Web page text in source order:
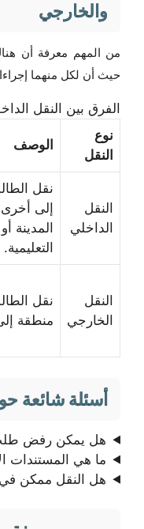
والخارجي
من المهم معرفة أن
حيث أن لكل منهما
الفرق بين النقل
نوع
النقل
الوصف
النقل
الداخلي
نقل
إلى
المدينة
التعليمية.
النقل
الخارجي
نقل
منطقة
أسئلة شائعة
هل يمكن رفض
ما هي المستندات
هل النقل ممكن